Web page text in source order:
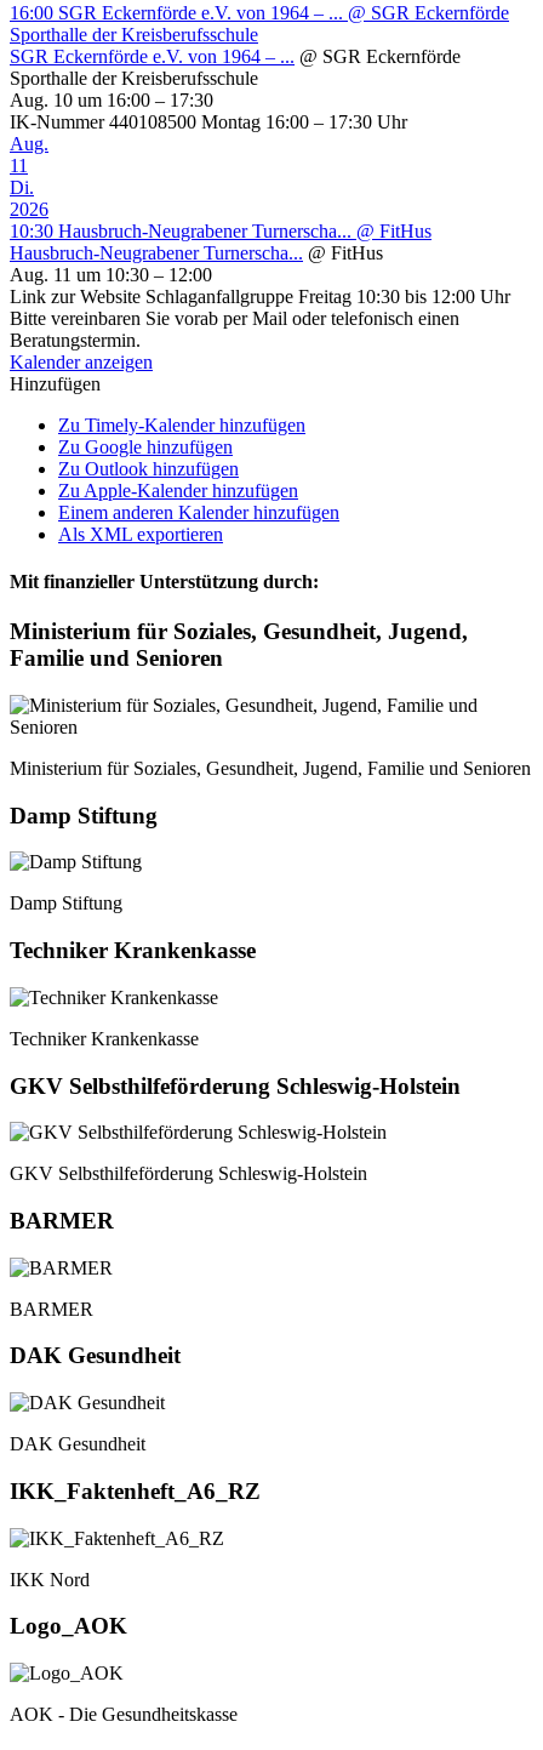
16:00 SGR Eckernförde e.V. von 1964 – ... @ SGR Eckernförde
Sporthalle der Kreisberufsschule
SGR Eckernförde e.V. von 1964 – ... @ SGR Eckernförde
Sporthalle der Kreisberufsschule
Aug. 10 um 16:00 – 17:30
IK-Nummer 440108500 Montag 16:00 – 17:30 Uhr
Aug.
11
Di.
2026
10:30 Hausbruch-Neugrabener Turnerscha... @ FitHus
Hausbruch-Neugrabener Turnerscha... @ FitHus
Aug. 11 um 10:30 – 12:00
Link zur Website Schlaganfallgruppe Freitag 10:30 bis 12:00 Uhr
Bitte vereinbaren Sie vorab per Mail oder telefonisch einen
Beratungstermin.
Kalender anzeigen
Hinzufügen
Zu Timely-Kalender hinzufügen
Zu Google hinzufügen
Zu Outlook hinzufügen
Zu Apple-Kalender hinzufügen
Einem anderen Kalender hinzufügen
Als XML exportieren
Mit finanzieller Unterstützung durch:
Ministerium für Soziales, Gesundheit, Jugend,
Familie und Senioren
Ministerium für Soziales, Gesundheit, Jugend, Familie und Senioren
Damp Stiftung
Damp Stiftung
Techniker Krankenkasse
Techniker Krankenkasse
GKV Selbsthilfeförderung Schleswig-Holstein
GKV Selbsthilfeförderung Schleswig-Holstein
BARMER
BARMER
DAK Gesundheit
DAK Gesundheit
IKK_Faktenheft_A6_RZ
IKK Nord
Logo_AOK
AOK - Die Gesundheitskasse